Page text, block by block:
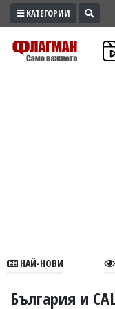
ПРОМО
ЗОНА
В
КАТЕГОРИИ
НАЙ-НОВИ
България и